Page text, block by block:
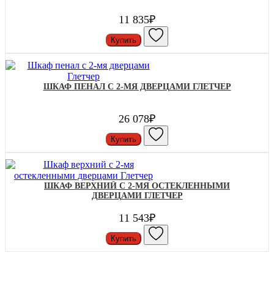
11 835₽
Купить
ШКАФ ПЕНАЛ С 2-МЯ ДВЕРЦАМИ ГЛЕТЧЕР
26 078₽
Купить
ШКАФ ВЕРХНИЙ С 2-МЯ ОСТЕКЛЕННЫМИ
ДВЕРЦАМИ ГЛЕТЧЕР
11 543₽
Купить